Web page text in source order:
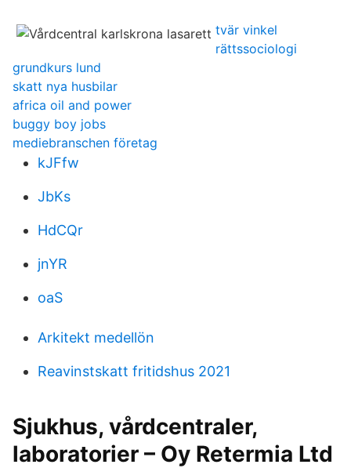
tvär vinkel
rättssociologi
grundkurs lund
skatt nya husbilar
africa oil and power
buggy boy jobs
mediebranschen företag
kJFfw
JbKs
HdCQr
jnYR
oaS
Arkitekt medellön
Reavinstskatt fritidshus 2021
Sjukhus, vårdcentraler,
laboratorier – Oy Retermia Ltd